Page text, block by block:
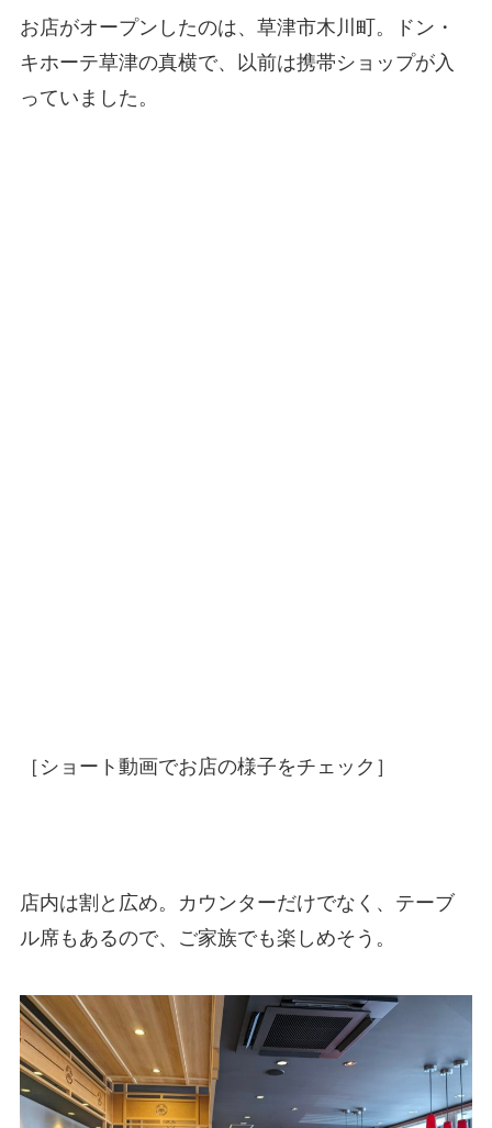
お店がオープンしたのは、草津市木川町。ドン・
キホーテ草津の真横で、以前は携帯ショップが入
っていました。
［ショート動画でお店の様子をチェック］
店内は割と広め。カウンターだけでなく、テーブ
ル席もあるので、ご家族でも楽しめそう。